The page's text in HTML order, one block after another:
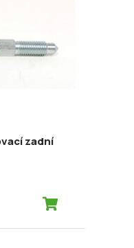
zadní